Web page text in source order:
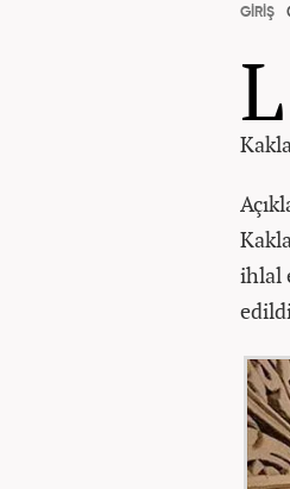
GİRİŞ
L
ihlal